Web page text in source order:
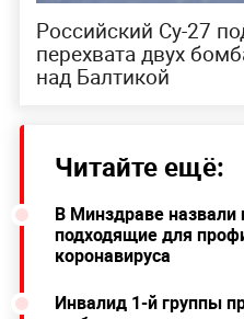
Российский Су-27
перехвата двух
над Балтикой
Читайте ещё:
В Минздраве назвали
подходящие для
коронавируса
Инвалид 1-й группы